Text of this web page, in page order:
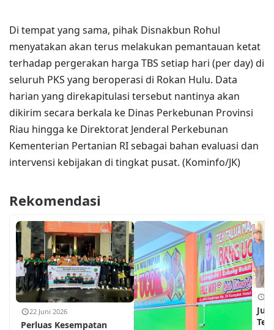
Di tempat yang sama, pihak Disnakbun Rohul
menyatakan akan terus melakukan pemantauan ketat
terhadap pergerakan harga TBS setiap hari (per day) di
seluruh PKS yang beroperasi di Rokan Hulu. Data
harian yang direkapitulasi tersebut nantinya akan
dikirim secara berkala ke Dinas Perkebunan Provinsi
Riau hingga ke Direktorat Jenderal Perkebunan
Kementerian Pertanian RI sebagai bahan evaluasi dan
intervensi kebijakan di tingkat pusat. (Kominfo/JK)
Rekomendasi
22 Juni 2026
Perluas Kesempatan